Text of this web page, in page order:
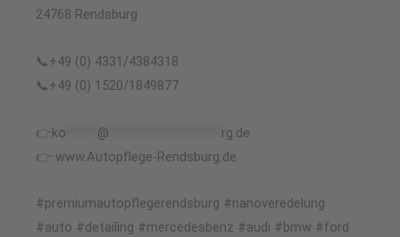
24768 Rendsburg
📞+49 (0) 4331/4384318
📞+49 (0) 1520/1849877
👉ko @
rg.de
👉 www.Autopflege-Rendsburg.de
#premiumautopflegerendsburg #nanoveredelung
#auto #detailing #mercedesbenz #audi #bmw #ford